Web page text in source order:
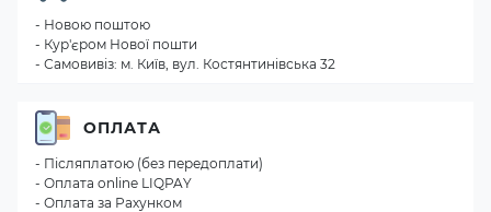
- Новою поштою
- Кур'єром Нової пошти
- Самовивіз: м. Київ, вул. Костянтинівська 32
ОПЛАТА
- Післяплатою (без передоплати)
- Оплата online LIQPAY
- Оплата за Рахунком